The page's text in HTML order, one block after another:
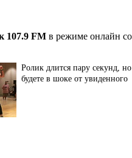
107.9 FM в режиме онлайн
Ролик длится пару секунд,
будете в шоке от увиденного